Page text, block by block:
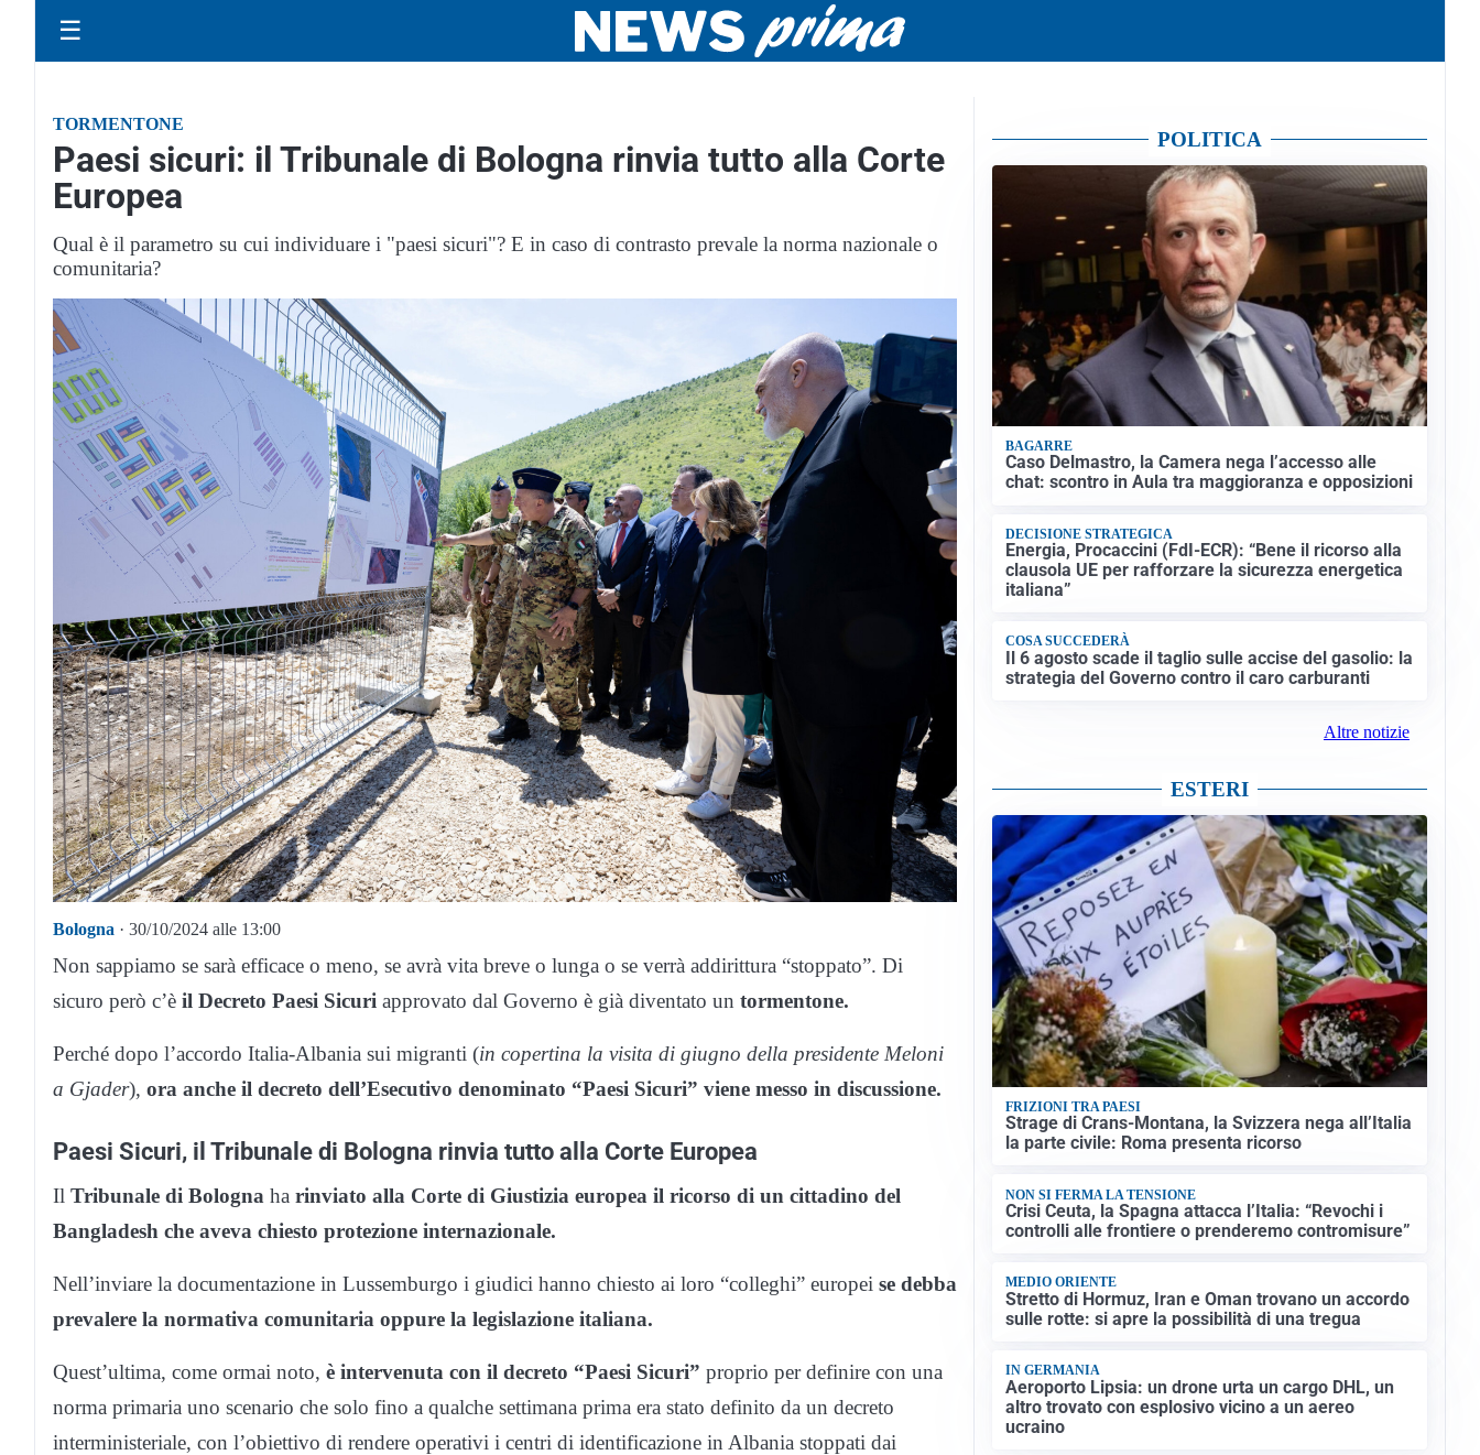
☰
TORMENTONE
Paesi sicuri: il Tribunale di Bologna rinvia tutto alla Corte
Europea
Qual è il parametro su cui individuare i "paesi sicuri"? E in caso di contrasto prevale la norma nazionale o
comunitaria?
Bologna · 30/10/2024 alle 13:00
Non sappiamo se sarà efficace o meno, se avrà vita breve o lunga o se verrà addirittura “stoppato”. Di
sicuro però c’è il Decreto Paesi Sicuri approvato dal Governo è già diventato un tormentone.
Perché dopo l’accordo Italia-Albania sui migranti (in copertina la visita di giugno della presidente Meloni
a Gjader), ora anche il decreto dell’Esecutivo denominato “Paesi Sicuri” viene messo in discussione.
Paesi Sicuri, il Tribunale di Bologna rinvia tutto alla Corte Europea
Il Tribunale di Bologna ha rinviato alla Corte di Giustizia europea il ricorso di un cittadino del
Bangladesh che aveva chiesto protezione internazionale.
Nell’inviare la documentazione in Lussemburgo i giudici hanno chiesto ai loro “colleghi” europei se debba
prevalere la normativa comunitaria oppure la legislazione italiana.
Quest’ultima, come ormai noto, è intervenuta con il decreto “Paesi Sicuri” proprio per definire con una
norma primaria uno scenario che solo fino a qualche settimana prima era stato definito da un decreto
interministeriale, con l’obiettivo di rendere operativi i centri di identificazione in Albania stoppati dai
POLITICA
BAGARRE
Caso Delmastro, la Camera nega l’accesso alle
chat: scontro in Aula tra maggioranza e opposizioni
DECISIONE STRATEGICA
Energia, Procaccini (FdI-ECR): “Bene il ricorso alla
clausola UE per rafforzare la sicurezza energetica
italiana”
COSA SUCCEDERÀ
Il 6 agosto scade il taglio sulle accise del gasolio: la
strategia del Governo contro il caro carburanti
Altre notizie
ESTERI
FRIZIONI TRA PAESI
Strage di Crans-Montana, la Svizzera nega all’Italia
la parte civile: Roma presenta ricorso
NON SI FERMA LA TENSIONE
Crisi Ceuta, la Spagna attacca l’Italia: “Revochi i
controlli alle frontiere o prenderemo contromisure”
MEDIO ORIENTE
Stretto di Hormuz, Iran e Oman trovano un accordo
sulle rotte: si apre la possibilità di una tregua
IN GERMANIA
Aeroporto Lipsia: un drone urta un cargo DHL, un
altro trovato con esplosivo vicino a un aereo
ucraino